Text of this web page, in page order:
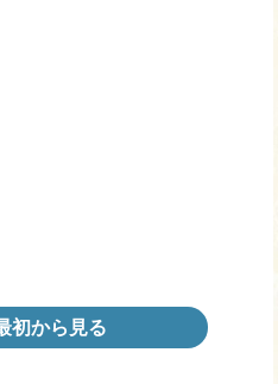
初から見る